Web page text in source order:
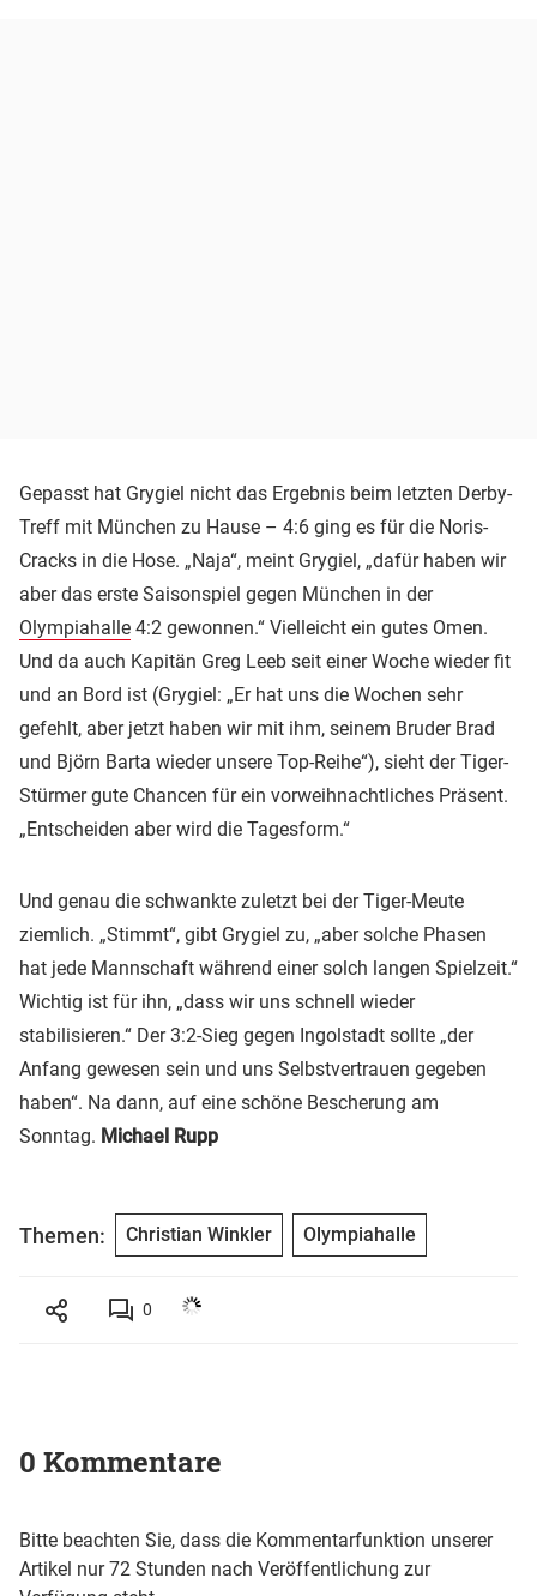
Gepasst hat Grygiel nicht das Ergebnis beim letzten Derby-
Treff mit München zu Hause – 4:6 ging es für die Noris-
Cracks in die Hose. „Naja“, meint Grygiel, „dafür haben wir
aber das erste Saisonspiel gegen München in der
Olympiahalle 4:2 gewonnen.“ Vielleicht ein gutes Omen.
Und da auch Kapitän Greg Leeb seit einer Woche wieder fit
und an Bord ist (Grygiel: „Er hat uns die Wochen sehr
gefehlt, aber jetzt haben wir mit ihm, seinem Bruder Brad
und Björn Barta wieder unsere Top-Reihe“), sieht der Tiger-
Stürmer gute Chancen für ein vorweihnachtliches Präsent.
„Entscheiden aber wird die Tagesform.“
Und genau die schwankte zuletzt bei der Tiger-Meute
ziemlich. „Stimmt“, gibt Grygiel zu, „aber solche Phasen
hat jede Mannschaft während einer solch langen Spielzeit.“
Wichtig ist für ihn, „dass wir uns schnell wieder
stabilisieren.“ Der 3:2-Sieg gegen Ingolstadt sollte „der
Anfang gewesen sein und uns Selbstvertrauen gegeben
haben“. Na dann, auf eine schöne Bescherung am
Sonntag. Michael Rupp
Themen: Christian Winkler Olympiahalle
0
0 Kommentare
Bitte beachten Sie, dass die Kommentarfunktion unserer
Artikel nur 72 Stunden nach Veröffentlichung zur